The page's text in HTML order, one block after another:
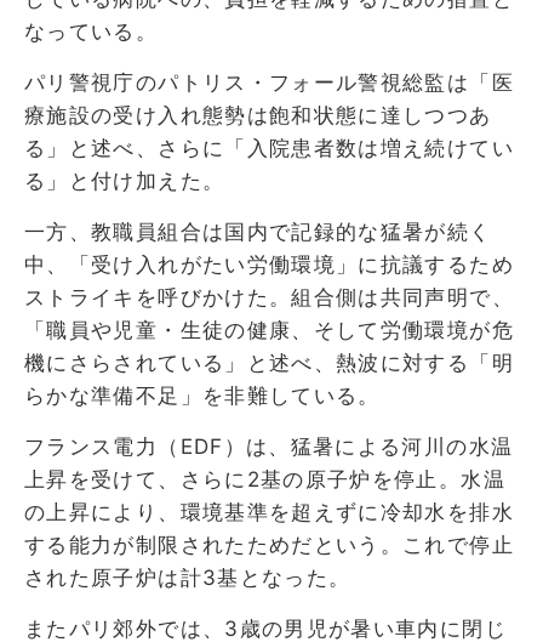
なっている。
パリ警視庁のパトリス・フォール警視総監は「医
療施設の受け入れ態勢は飽和状態に達しつつあ
る」と述べ、さらに「入院患者数は増え続けてい
る」と付け加えた。
一方、教職員組合は国内で記録的な猛暑が続く
中、「受け入れがたい労働環境」に抗議するため
ストライキを呼びかけた。組合側は共同声明で、
「職員や児童・生徒の健康、そして労働環境が危
機にさらされている」と述べ、熱波に対する「明
らかな準備不足」を非難している。
フランス電力（EDF）は、猛暑による河川の水温
上昇を受けて、さらに2基の原子炉を停止。水温
の上昇により、環境基準を超えずに冷却水を排水
する能力が制限されたためだという。これで停止
された原子炉は計3基となった。
またパリ郊外では、3歳の男児が暑い車内に閉じ